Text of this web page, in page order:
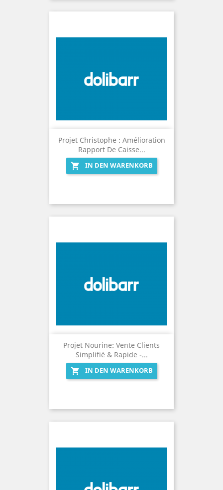
Projet Christophe : Amélioration
Rapport De Caisse...

IN DEN WARENKORB
Projet Nourine: Vente Clients
Simplifié & Rapide -...

IN DEN WARENKORB